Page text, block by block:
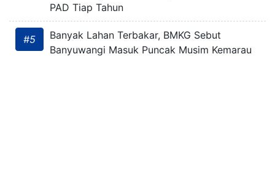
PAD Tiap Tahun
#5
Banyak Lahan Terbakar, BMKG Sebut
Banyuwangi Masuk Puncak Musim Kemarau